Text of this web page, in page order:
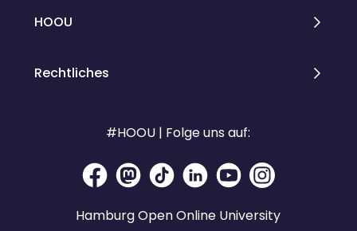
HOOU
Rechtliches
#HOOU | Folge uns auf:
Hamburg Open Online University